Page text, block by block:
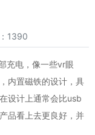
1390
充电，像一些vr眼
内置磁铁的设计，具
设计上通常会比usb
品看上去更良好，并